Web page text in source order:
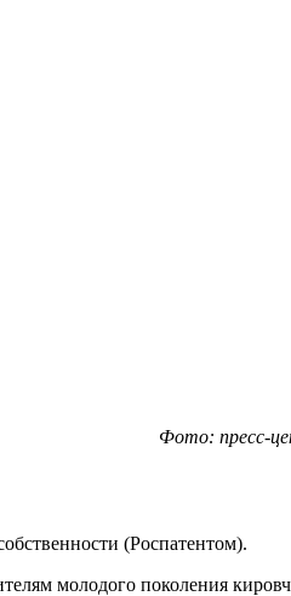
Фото: пресс-
(Роспатентом).
молодого поколения